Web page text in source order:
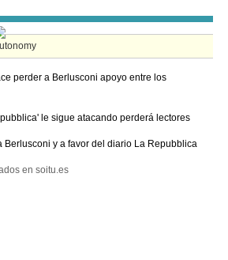
perder a Berlusconi apoyo entre los
le sigue atacando perderá lectores
Berlusconi y a favor del diario La Repubblica
en soitu.es